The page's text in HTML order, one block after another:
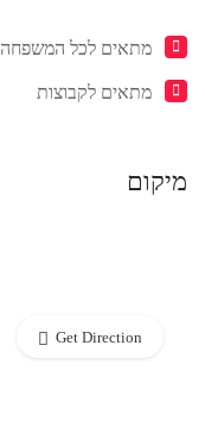
מתאים לכל המשפחה
מתאים לקבוצות
מיקום
Get Direction